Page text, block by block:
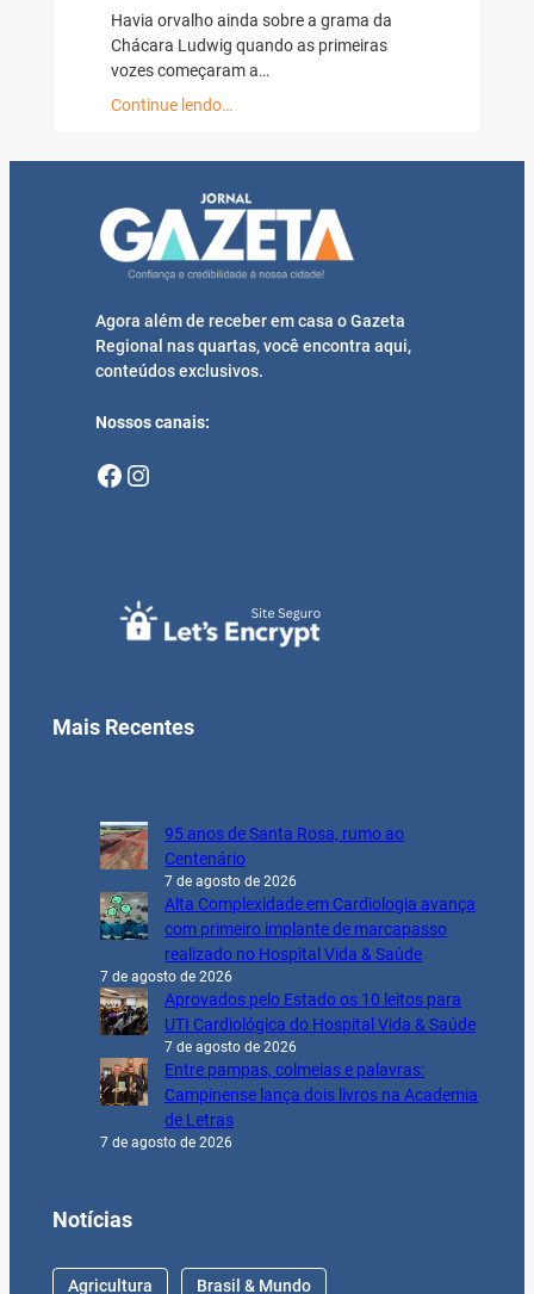
Havia orvalho ainda sobre a grama da
Chácara Ludwig quando as primeiras
vozes começaram a…
Continue lendo…
Agora além de receber em casa o Gazeta
Regional nas quartas, você encontra aqui,
conteúdos exclusivos.
Nossos canais:
Facebook Instagram
Mais Recentes
95 anos de Santa Rosa, rumo ao
Centenário
7 de agosto de 2026
Alta Complexidade em Cardiologia avança
com primeiro implante de marcapasso
realizado no Hospital Vida & Saúde
7 de agosto de 2026
Aprovados pelo Estado os 10 leitos para
UTI Cardiológica do Hospital Vida & Saúde
7 de agosto de 2026
Entre pampas, colmeias e palavras:
Campinense lança dois livros na Academia
de Letras
7 de agosto de 2026
Notícias
Agricultura Brasil & Mundo